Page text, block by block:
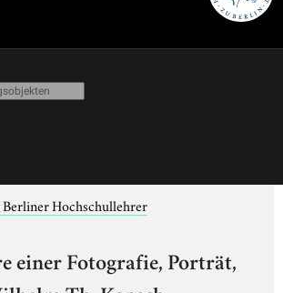
Hochschullehrer
einer Fotografie, Porträt,